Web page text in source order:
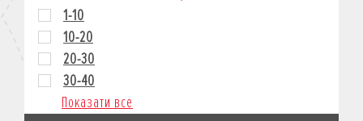
1-10
10-20
20-30
30-40
Показати все